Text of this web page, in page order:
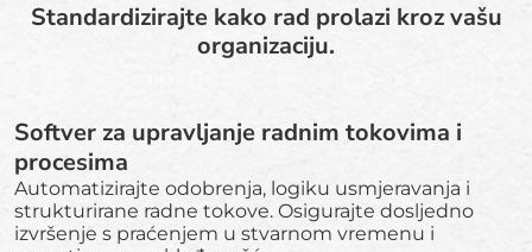
Standardizirajte kako rad prolazi kroz vašu
organizaciju.
Softver za upravljanje radnim tokovima i
procesima
Automatizirajte odobrenja, logiku usmjeravanja i
strukturirane radne tokove. Osigurajte dosljedno
izvršenje s praćenjem u stvarnom vremenu i